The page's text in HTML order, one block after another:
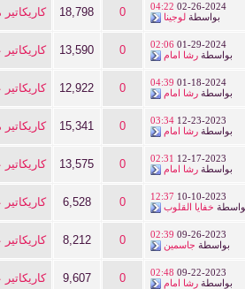
02-26-2024
04:22
بواسطةلوجينا 0
18,798
01-29-2024
02:06
بواسطةرشا امام 0
13,590
01-18-2024
04:39
بواسطةرشا امام 0
12,922
12-23-2023
03:34
بواسطةرشا امام 0
15,341
12-17-2023
02:31
بواسطةرشا امام 0
13,575
10-10-2023
12:37
خفايا القلوب 0
6,528
09-26-2023
02:39
بواسطة جاسمين 0
8,212
09-22-2023
02:48
بواسطةرشا امام 0
9,607